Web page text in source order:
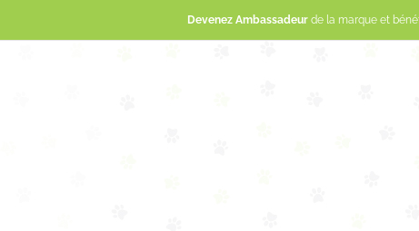
Devenez Ambassadeurde la marque et